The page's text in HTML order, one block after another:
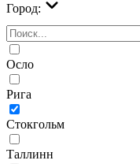
Город:
Осло
Рига
Стокгольм
Таллинн